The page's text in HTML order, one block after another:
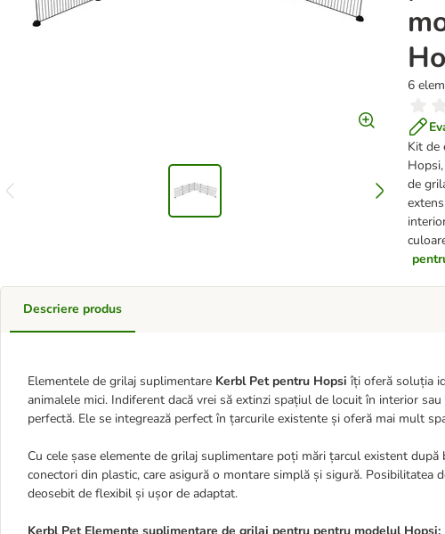
6
Kit de
de
Descriere produs
Elementele de grilaj suplimentare Kerbl Pet pentru Hopsi îți oferă soluția
animalele mici. Indiferent dacă vrei să extinzi spațiul de locuit în interior
perfectă. Ele se integrează perfect în țarcurile existente și oferă mai mult
Cu cele șase elemente de grilaj suplimentare poți mări țarcul existent după
conectori din plastic, care asigură o montare simplă și sigură. Posibilitatea
deosebit de flexibil și ușor de adaptat.